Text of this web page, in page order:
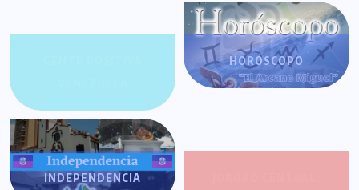
HORÓSCOPO
INDEPENDENCIA